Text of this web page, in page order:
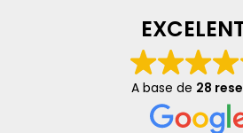
A base de 28